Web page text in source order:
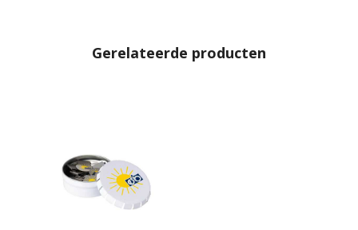
Gerelateerde producten